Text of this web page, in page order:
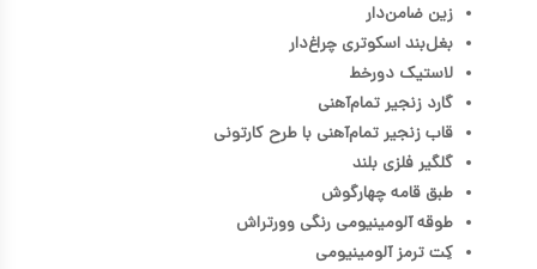
زین ضامن‌دار
بغل‌بند اسکوتر‌ی چراغ‌دار
لاستیک دورخط
گارد زنجیر تمام‌آهنی
قاب زنجیر تمام‌آهنی با طرح کارتونی
گلگیر فلزی بلند
طبق قامه چهارگوش
طوقه آلومینیومی رنگی وورتراش
کِت ترمز آلومینیومی